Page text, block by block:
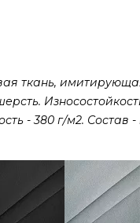
ткань,
- 380 г/м2. Состав -